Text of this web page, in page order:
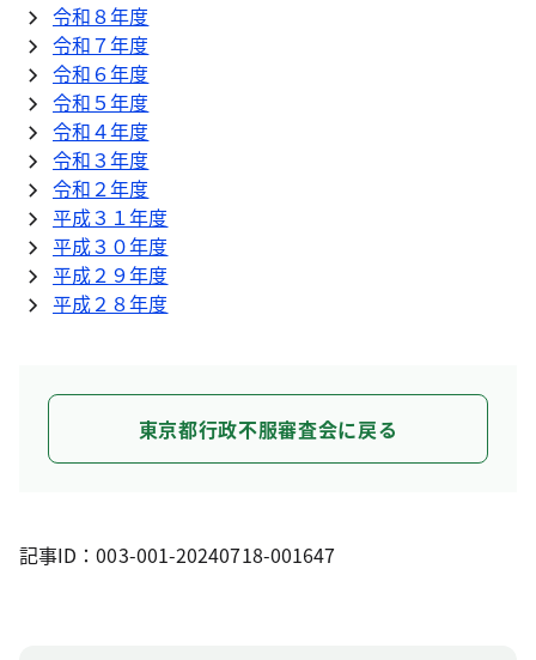
令和８年度
令和７年度
令和６年度
令和５年度
令和４年度
令和３年度
令和２年度
平成３１年度
平成３０年度
平成２９年度
平成２８年度
東京都行政不服審査会に戻る
記事ID：003-001-20240718-001647